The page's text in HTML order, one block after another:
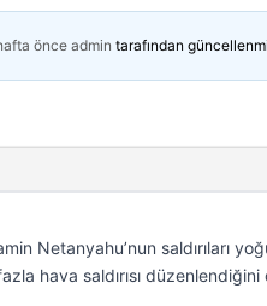
önceadmin tarafından
Netanyahu’nun saldırıları
hava saldırısı